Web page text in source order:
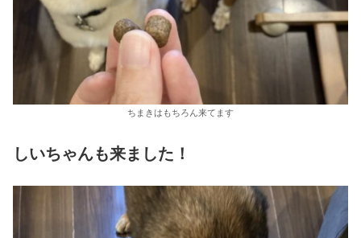
ちまきはもちろん来てます
しいちゃんも来ました！